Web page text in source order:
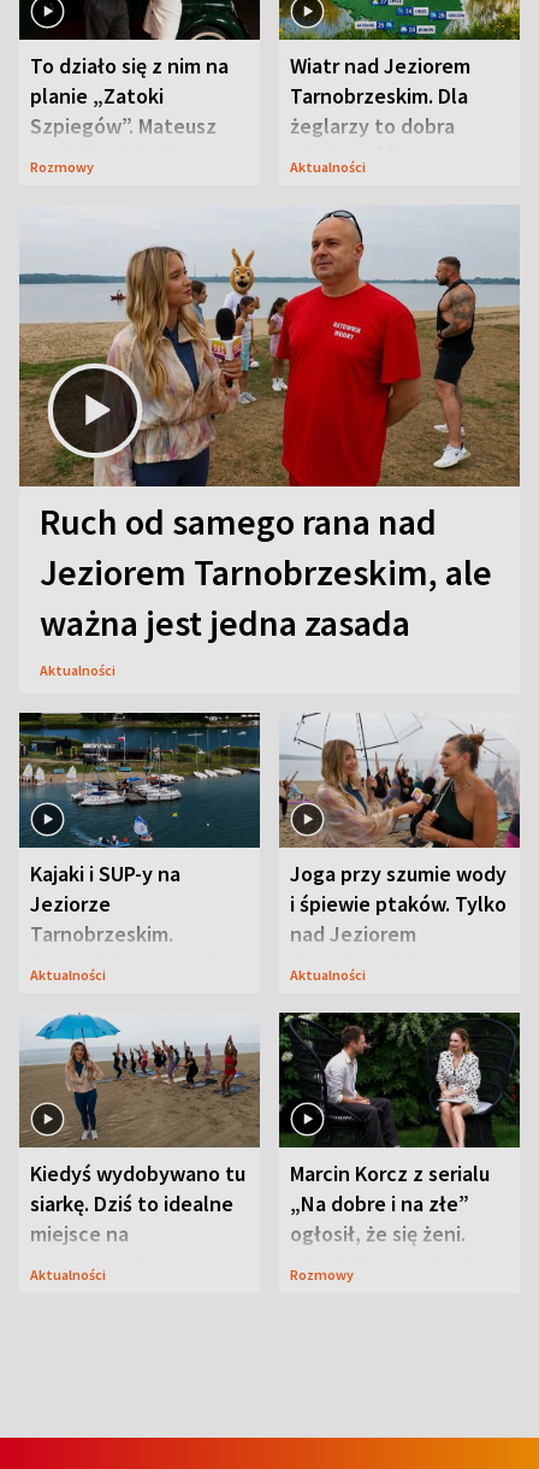
To działo się z nim na
planie „Zatoki
Szpiegów”. Mateusz
Janicki odsłonił
Rozmowy
Wiatr nad Jeziorem
Tarnobrzeskim. Dla
żeglarzy to dobra
wiadomość
Aktualności
Ruch od samego rana nad
Jeziorem Tarnobrzeskim, ale
ważna jest jedna zasada
Aktualności
Kajaki i SUP-y na
Jeziorze
Tarnobrzeskim.
Przyrodnicy zwracają
Aktualności
Joga przy szumie wody
i śpiewie ptaków. Tylko
nad Jeziorem
Tarnobrzeskim
Aktualności
Kiedyś wydobywano tu
siarkę. Dziś to idealne
miejsce na
wypoczynek
Aktualności
Marcin Korcz z serialu
„Na dobre i na złe”
ogłosił, że się żeni.
Zdradził, co zmienił
Rozmowy